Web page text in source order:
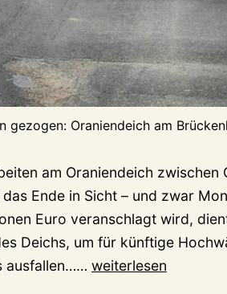
gezogen: Oraniendeich am
am Oraniendeich zwischen
Ende in Sicht – und zwar
Euro veranschlagt wird,
Deichs, um für künftige
ausfallen…… Oraniendeich
weiterlesen